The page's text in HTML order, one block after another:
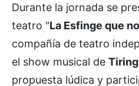
Durante la jornada se
teatro "La Esfinge que
compañía de teatro
el show musical de
propuesta lúdica y